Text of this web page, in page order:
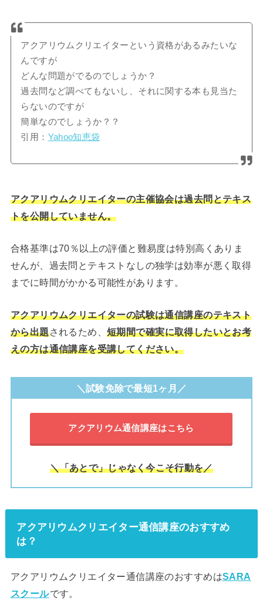
アクアリウムクリエイターという資格があるみたいな
んですが
どんな問題がでるのでしょうか？
過去問など調べてもないし、それに関する本も見当た
らないのですが
簡単なのでしょうか？？
引用： Yahoo知恵袋
アクアリウムクリエイターの主催協会は過去問とテキス
トを公開していません。
合格基準は70％以上の評価と難易度は特別高くありま
せんが、過去問とテキストなしの独学は効率が悪く取得
までに時間がかかる可能性があります。
アクアリウムクリエイターの試験は通信講座のテキスト
から出題されるため、短期間で確実に取得したいとお考
えの方は通信講座を受講してください。
＼試験免除で最短1ヶ月／
アクアリウム通信講座はこちら
＼「あとで」じゃなく今こそ行動を／
アクアリウムクリエイター通信講座のおすすめ
は？
アクアリウムクリエイター通信講座のおすすめはSARA
スクールです。